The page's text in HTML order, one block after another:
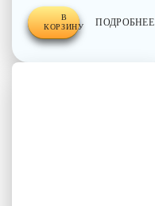
В
КОРЗИНУ
ПОДРОБНЕЕ